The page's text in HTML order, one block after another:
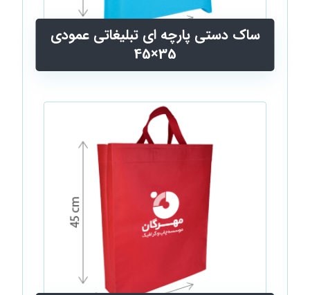
ساک دستی پارچه ای تبلیغاتی عمودی
35×45